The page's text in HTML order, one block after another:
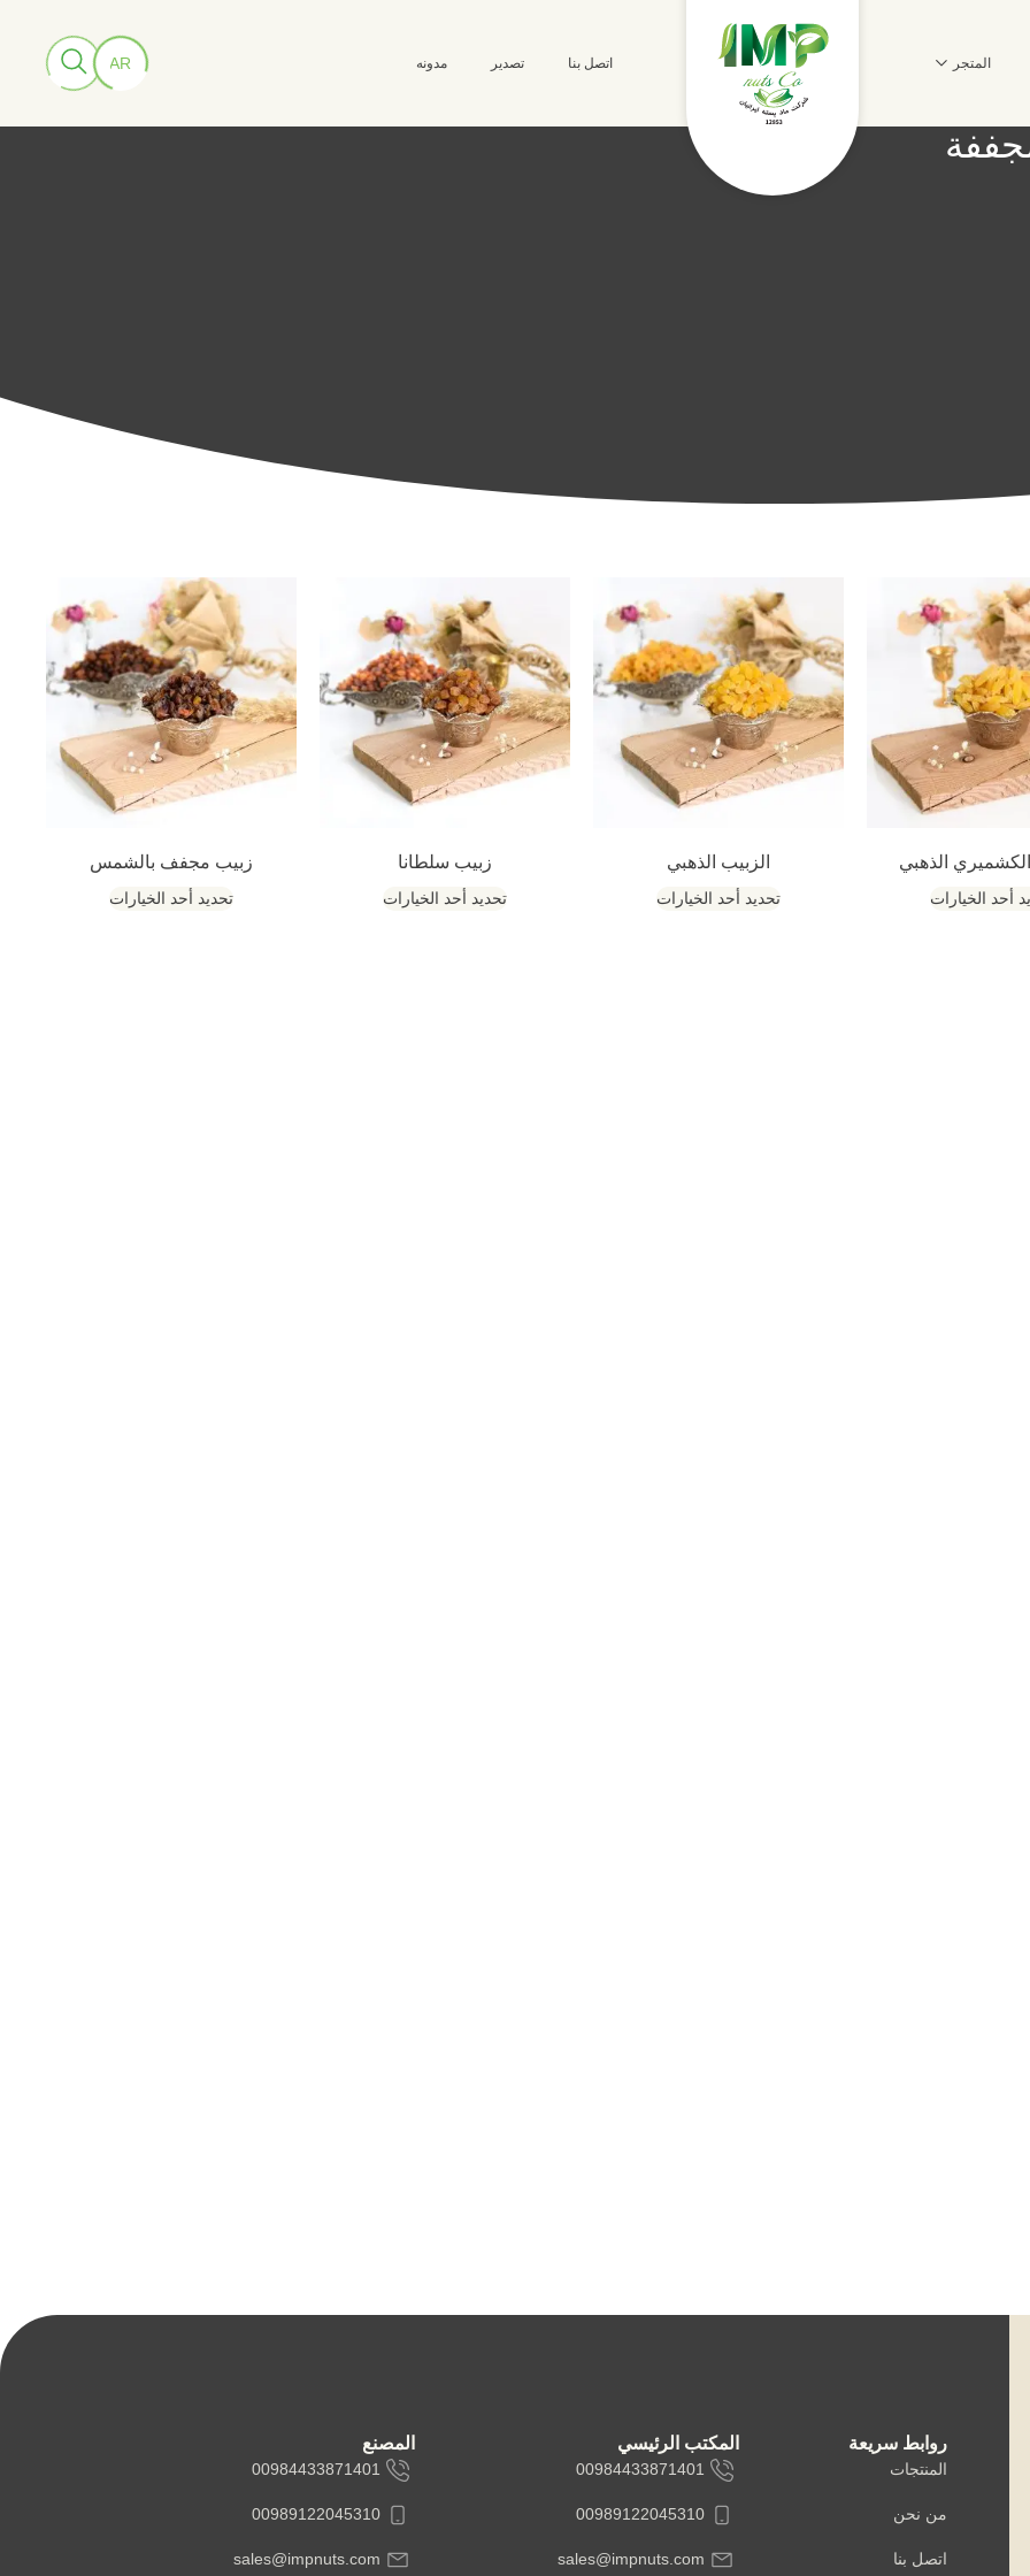
اتصل بنا تصدير مدونه المتجر
الكشميري الذهبي
أحد الخيارات
الزبيب الذهبي
تحديد أحد الخيارات
زبيب سلطانا
تحديد أحد الخيارات
زبيب مجفف بالشمس
تحديد أحد الخيارات
روابط سريعة
المنتجات
من نحن
اتصل بنا
المكتب الرئيسي
00984433871401
00989122045310
sales@impnuts.com
المصنع
00984433871401
00989122045310
sales@impnuts.com